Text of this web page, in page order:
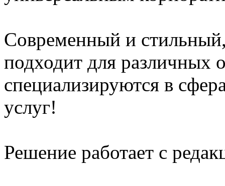
Современный и
подходит для различных
специализируются в
услуг!
Решение работает с